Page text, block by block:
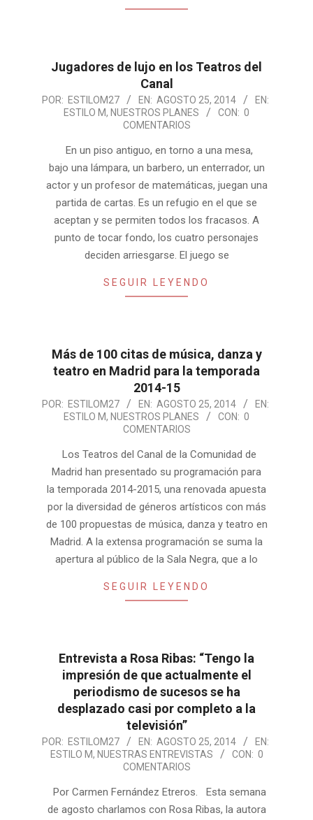
Jugadores de lujo en los Teatros del
Canal
2014-
POR: ESTILOM27 EN: AGOSTO 25, 2014
EN:
ESTILO M, NUESTROS PLANES CON: 0
COMENTARIOS
En un piso antiguo, en torno a una mesa,
bajo una lámpara, un barbero, un enterrador, un
actor y un profesor de matemáticas, juegan una
partida de cartas. Es un refugio en el que se
aceptan y se permiten todos los fracasos. A
punto de tocar fondo, los cuatro personajes
deciden arriesgarse. El juego se
SEGUIR LEYENDO
Más de 100 citas de música, danza y
teatro en Madrid para la temporada
2014-15
2014-
POR: ESTILOM27 EN: AGOSTO 25, 2014
EN:
ESTILO M, NUESTROS PLANES CON: 0
COMENTARIOS
Los Teatros del Canal de la Comunidad de
Madrid han presentado su programación para
la temporada 2014-2015, una renovada apuesta
por la diversidad de géneros artísticos con más
de 100 propuestas de música, danza y teatro en
Madrid. A la extensa programación se suma la
apertura al público de la Sala Negra, que a lo
SEGUIR LEYENDO
Entrevista a Rosa Ribas: “Tengo la
impresión de que actualmente el
periodismo de sucesos se ha
desplazado casi por completo a la
televisión”
2014-
08-
POR: ESTILOM27 EN: AGOSTO 25, 2014
EN:
ESTILO M, NUESTRAS ENTREVISTAS CON: 0
COMENTARIOS
Por Carmen Fernández Etreros. Esta semana
de agosto charlamos con Rosa Ribas, la autora